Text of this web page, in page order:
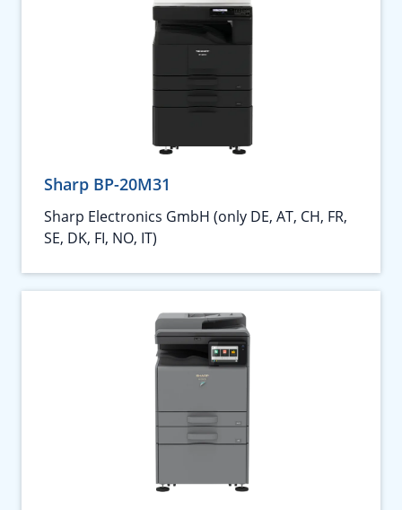
Sharp BP-20M31
Sharp Electronics GmbH (only DE, AT, CH, FR,
SE, DK, FI, NO, IT)